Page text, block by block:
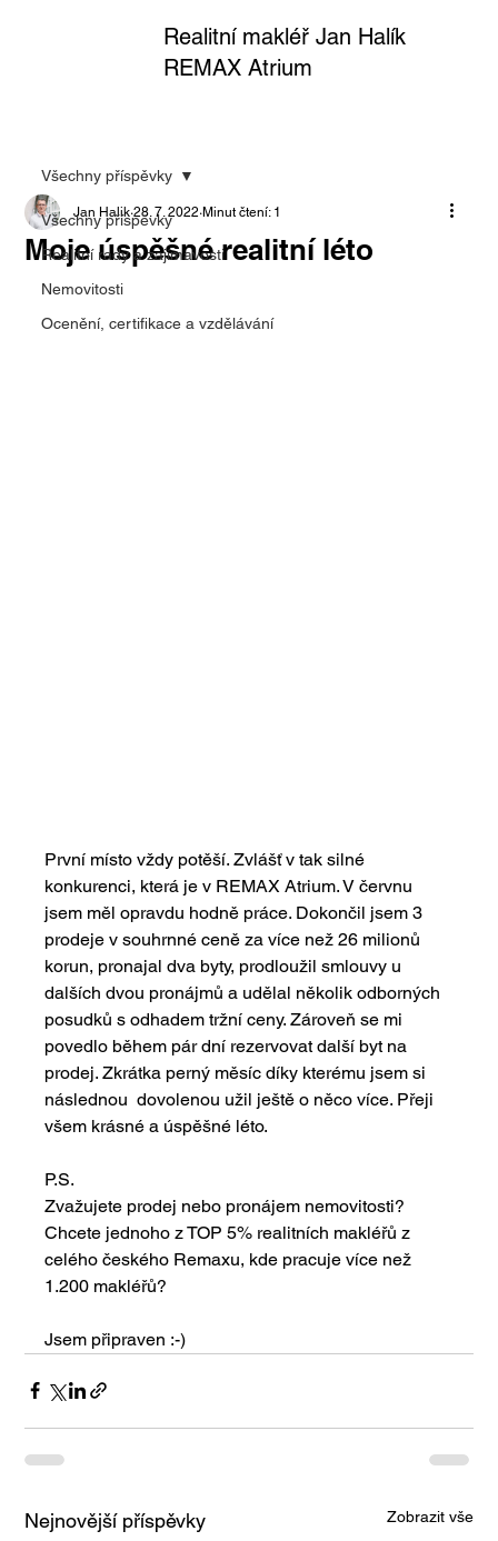
Realitní makléř Jan Halík
REMAX Atrium
Všechny příspěvky
Realitní rady a zajímavosti
Nemovitosti
Ocenění, certifikace a vzdělávání
Všechny příspěvky
Moje úspěšné realitní léto
Jan Halik 28. 7. 2022 Minut čtení: 1
První místo vždy potěší. Zvlášť v tak silné
konkurenci, která je v REMAX Atrium. V červnu
jsem měl opravdu hodně práce. Dokončil jsem 3
prodeje v souhrnné ceně za více než 26 milionů
korun, pronajal dva byty, prodloužil smlouvy u
dalších dvou pronájmů a udělal několik odborných
posudků s odhadem tržní ceny. Zároveň se mi
povedlo během pár dní rezervovat další byt na
prodej. Zkrátka perný měsíc díky kterému jsem si
následnou  dovolenou užil ještě o něco více. Přeji
všem krásné a úspěšné léto.
P.S.
Zvažujete prodej nebo pronájem nemovitosti?
Chcete jednoho z TOP 5% realitních makléřů z
celého českého Remaxu, kde pracuje více než
1.200 makléřů?
Jsem připraven :-)
Nejnovější příspěvky Zobrazit vše